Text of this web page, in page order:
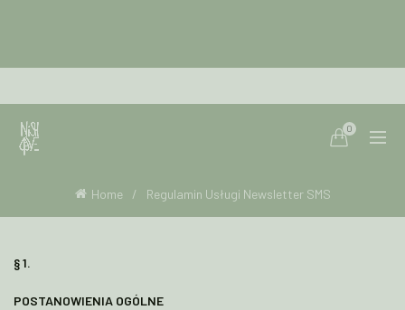
0
Home Regulamin Usługi Newsletter SMS
§ 1.
POSTANOWIENIA OGÓLNE